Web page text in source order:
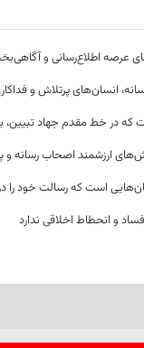
عرصه اطلاع‌رسانی و
انسان‌های پرتلاش و
که در خط مقدم جهاد تبیین،
ارزشمند اصحاب رسانه
است که رسالت خود
و انحطاط اخلاقی ندارد